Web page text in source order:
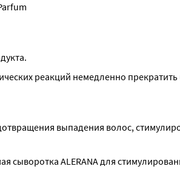
реакций немедленно прекратить
выпадения волос,
ALERANA для